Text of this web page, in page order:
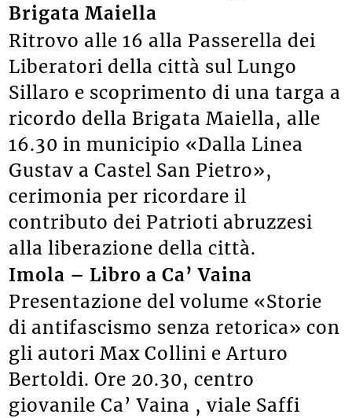
Brigata Maiella
Ritrovo alle 16 alla Passerella dei
Liberatori della città sul Lungo
Sillaro e scoprimento di una targa a
ricordo della Brigata Maiella, alle
16.30 in municipio «Dalla Linea
Gustav a Castel San Pietro»,
cerimonia per ricordare il
contributo dei Patrioti abruzzesi
alla liberazione della città.
Imola – Libro a Ca’ Vaina
Presentazione del volume «Storie
di antifascismo senza retorica» con
gli autori Max Collini e Arturo
Bertoldi. Ore 20.30, centro
giovanile Ca’ Vaina , viale Saffi